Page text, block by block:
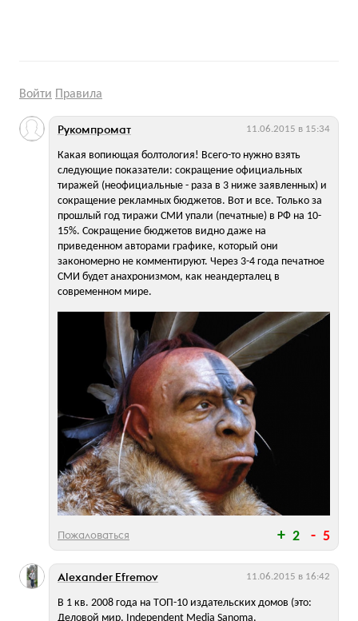
Войти Правила
2 5
Какая вопиющая болтология! Всего-то нужно взять
следующие показатели: сокращение официальных
тиражей (неофициальные - раза в 3 ниже заявленных) и
сокращение рекламных бюджетов. Вот и все. Только за
прошлый год тиражи СМИ упали (печатные) в РФ на 10-
15%. Сокращение бюджетов видно даже на
приведенном авторами графике, который они
закономерно не комментируют. Через 3-4 года печатное
СМИ будет анахронизмом, как неандерталец в
современном мире.
Рукомпромат 11.06.2015 в 15:34
Пожаловаться
В 1 кв. 2008 года на ТОП-10 издательских домов (это:
Деловой мир, Independent Media Sanoma,
Alexander Efremov 11.06.2015 в 16:42